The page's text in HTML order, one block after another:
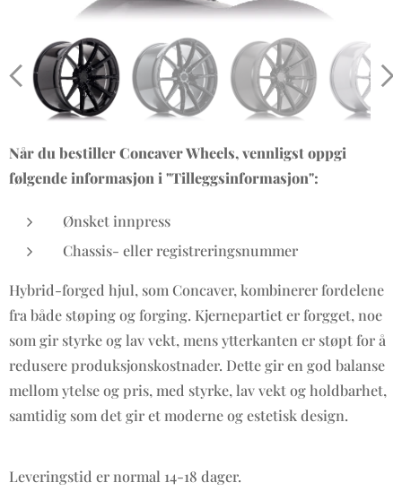
Når du bestiller Concaver Wheels, vennligst oppgi
følgende informasjon i "Tilleggsinformasjon":
Ønsket innpress
Chassis- eller registreringsnummer
Hybrid-forged hjul, som Concaver, kombinerer fordelene
fra både støping og forging. Kjernepartiet er forgget, noe
som gir styrke og lav vekt, mens ytterkanten er støpt for å
redusere produksjonskostnader. Dette gir en god balanse
mellom ytelse og pris, med styrke, lav vekt og holdbarhet,
samtidig som det gir et moderne og estetisk design.
Leveringstid er normal 14-18 dager.